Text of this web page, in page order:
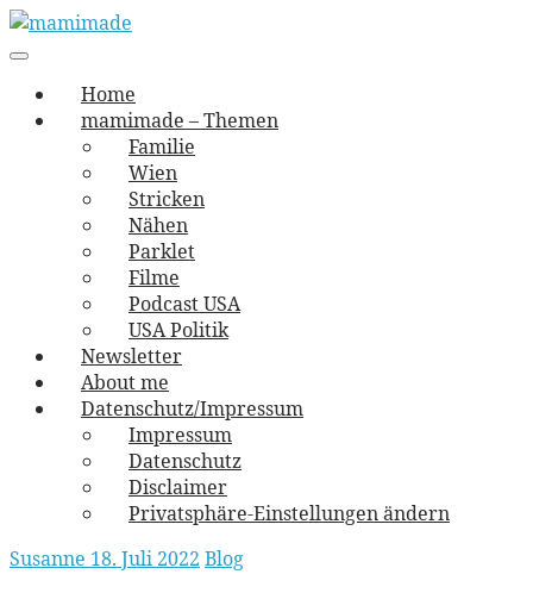
Skip
to
mamimade
vernäht und zugetextet
navigation
Menu
Home
mamimade – Themen
Familie
Wien
Stricken
Nähen
Parklet
Filme
Podcast USA
USA Politik
Newsletter
About me
Datenschutz/Impressum
Impressum
Datenschutz
Disclaimer
Privatsphäre-Einstellungen ändern
Susanne 18. Juli 2022 Blog